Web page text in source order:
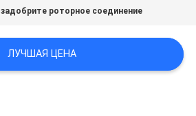
задобрите роторное соединение
ЛУЧШАЯ ЦЕНА